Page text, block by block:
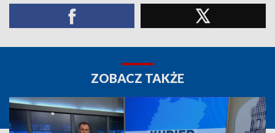
ZOBACZ TAKŻE